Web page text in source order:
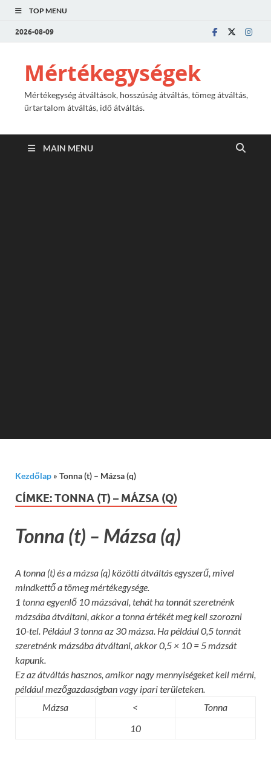
TOP MENU
2026-08-09
Mértékegységek
Mértékegység átváltások, hosszúság átváltás, tömeg átváltás,
űrtartalom átváltás, idő átváltás.
MAIN MENU
Kezdőlap » Tonna (t) – Mázsa (q)
CÍMKE:TONNA (T) – MÁZSA (Q)
Tonna (t) – Mázsa (q)
A tonna (t) és a mázsa (q) közötti átváltás egyszerű, mivel
mindkettő a tömeg mértékegysége.
1 tonna egyenlő 10 mázsával, tehát ha tonnát szeretnénk
mázsába átváltani, akkor a tonna értékét meg kell szorozni
10-tel. Például 3 tonna az 30 mázsa. Ha például 0,5 tonnát
szeretnénk mázsába átváltani, akkor 0,5 × 10 = 5 mázsát
kapunk.
Ez az átváltás hasznos, amikor nagy mennyiségeket kell mérni,
például mezőgazdaságban vagy ipari területeken.
Mázsa
<
Tonna
10